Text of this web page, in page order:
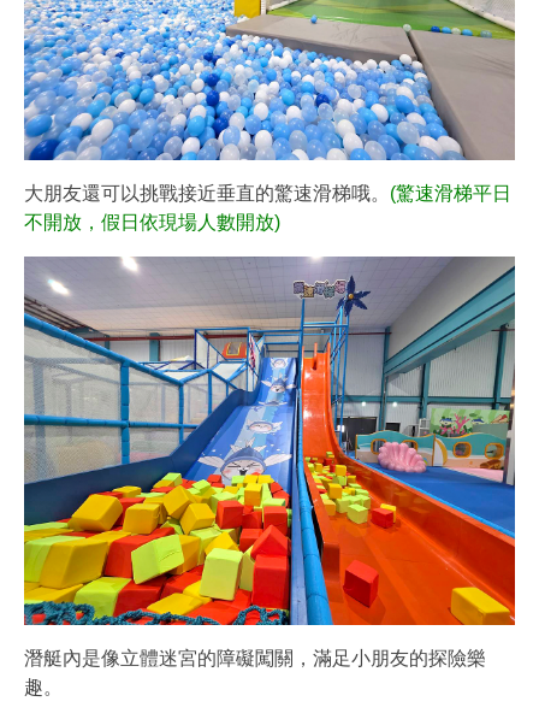
大朋友還可以挑戰接近垂直的驚速滑梯哦。 (驚速滑梯平日
不開放，假日依現場人數開放)
潛艇內是像立體迷宮的障礙闖關，滿足小朋友的探險樂
趣。